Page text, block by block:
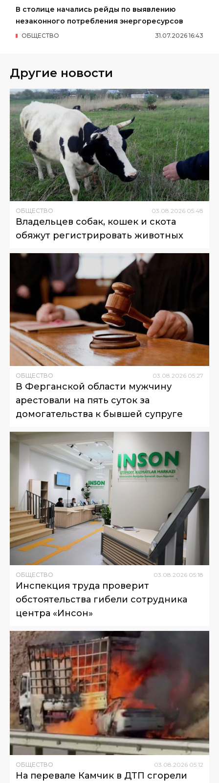
В столице начались рейды по выявлению
незаконного потребления энергоресурсов
31.07.2026 16:43
ОБЩЕСТВО
Другие новости
ОБЩЕСТВО 03.08.2026 05:48
Владельцев собак, кошек и скота
обяжут регистрировать животных
ОБЩЕСТВО 03 08 2026 05:27
В Ферганской области мужчину
арестовали на пять суток за
домогательства к бывшей супруге
ОБЩЕСТВО 03 08 2026 05:18
Инспекция труда проверит
обстоятельства гибели сотрудника
центра «Инсон»
ОБЩЕСТВО 03 08 2026 05:12
На перевале Камчик в ДТП сгорели